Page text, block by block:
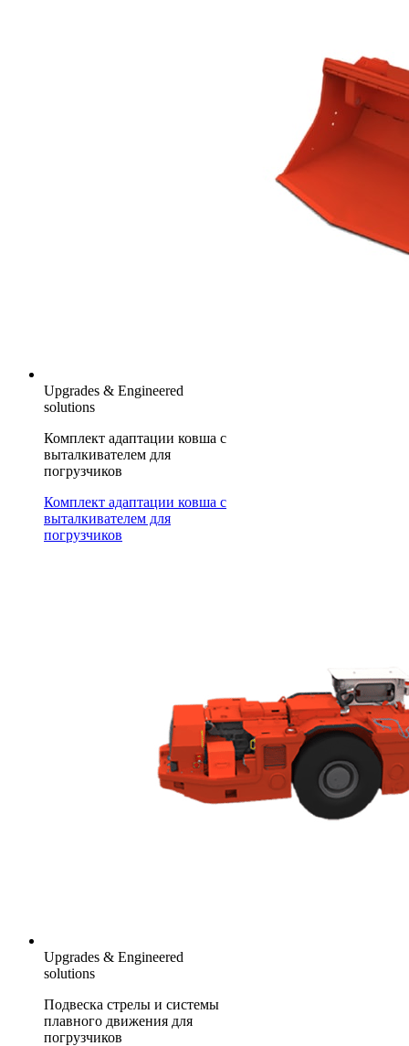
Upgrades & Engineered
solutions
Комплект адаптации ковша с
выталкивателем для
погрузчиков
Комплект адаптации ковша с
выталкивателем для
погрузчиков
Upgrades & Engineered
solutions
Подвеска стрелы и системы
плавного движения для
погрузчиков